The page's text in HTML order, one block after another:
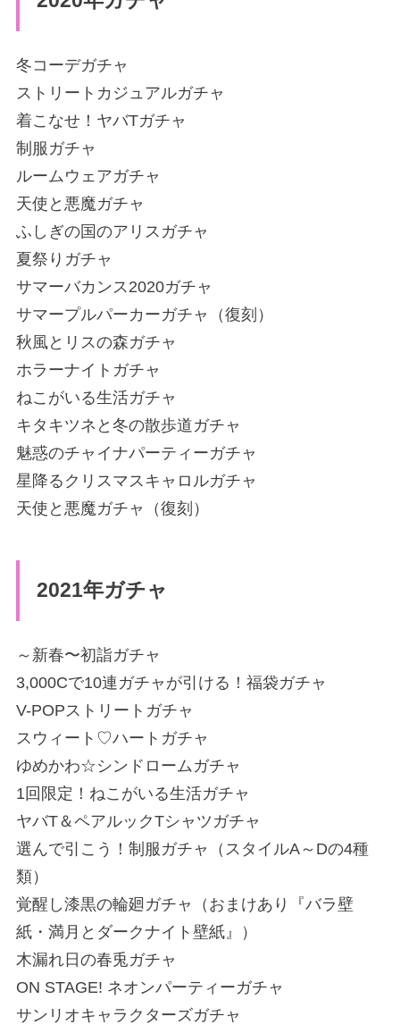
冬コーデガチャ
ストリートカジュアルガチャ
着こなせ！ヤバTガチャ
制服ガチャ
ルームウェアガチャ
天使と悪魔ガチャ
ふしぎの国のアリスガチャ
夏祭りガチャ
サマーバカンス2020ガチャ
サマープルパーカーガチャ（復刻）
秋風とリスの森ガチャ
ホラーナイトガチャ
ねこがいる生活ガチャ
キタキツネと冬の散歩道ガチャ
魅惑のチャイナパーティーガチャ
星降るクリスマスキャロルガチャ
天使と悪魔ガチャ（復刻）
2021年ガチャ
～新春〜初詣ガチャ
3,000Cで10連ガチャが引ける！福袋ガチャ
V-POPストリートガチャ
スウィート♡ハートガチャ
ゆめかわ☆シンドロームガチャ
1回限定！ねこがいる生活ガチャ
ヤバT＆ペアルックTシャツガチャ
選んで引こう！制服ガチャ（スタイルA～Dの4種
類）
覚醒し漆黒の輪廻ガチャ（おまけあり『バラ壁
紙・満月とダークナイト壁紙』）
木漏れ日の春兎ガチャ
ON STAGE! ネオンパーティーガチャ
サンリオキャラクターズガチャ